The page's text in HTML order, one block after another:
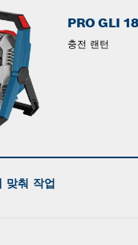
PRO GLI
충전 랜턴
맞춰 작업